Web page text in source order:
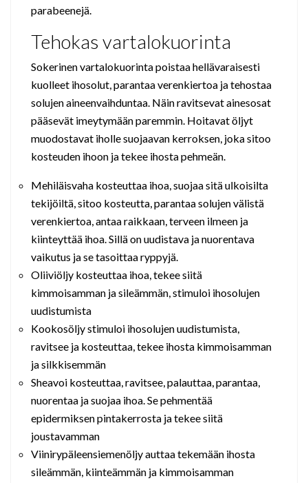
parabeenejä.
Tehokas vartalokuorinta
Sokerinen vartalokuorinta poistaa hellävaraisesti
kuolleet ihosolut, parantaa verenkiertoa ja tehostaa
solujen aineenvaihduntaa. Näin ravitsevat ainesosat
pääsevät imeytymään paremmin. Hoitavat öljyt
muodostavat iholle suojaavan kerroksen, joka sitoo
kosteuden ihoon ja tekee ihosta pehmeän.
Mehiläisvaha kosteuttaa ihoa, suojaa sitä ulkoisilta
tekijöiltä, sitoo kosteutta, parantaa solujen välistä
verenkiertoa, antaa raikkaan, terveen ilmeen ja
kiinteyttää ihoa. Sillä on uudistava ja nuorentava
vaikutus ja se tasoittaa ryppyjä.
Oliiviöljy kosteuttaa ihoa, tekee siitä
kimmoisamman ja sileämmän, stimuloi ihosolujen
uudistumista
Kookosöljy stimuloi ihosolujen uudistumista,
ravitsee ja kosteuttaa, tekee ihosta kimmoisamman
ja silkkisemmän
Sheavoi kosteuttaa, ravitsee, palauttaa, parantaa,
nuorentaa ja suojaa ihoa. Se pehmentää
epidermiksen pintakerrosta ja tekee siitä
joustavamman
Viinirypäleensiemenöljy auttaa tekemään ihosta
sileämmän, kiinteämmän ja kimmoisamman